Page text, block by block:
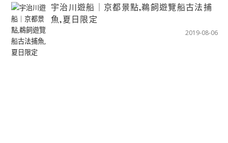
宇治川遊船｜京都景點,鵜飼遊覽船古法捕
魚,夏日限定
2019-08-06